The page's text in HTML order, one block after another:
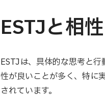
ESTJと相
ESTJは、具体的な思考と
性が良いことが多く、特に
されています。